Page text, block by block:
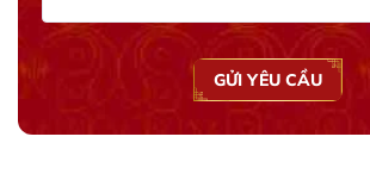
GỬI YÊU CẦU